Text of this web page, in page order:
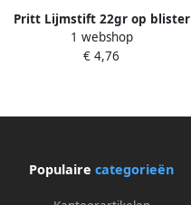
Pritt Lijmstift 22gr op blister
2e halve prijs blister à 2
stuks
1 webshop
€ 4,76
Populaire categorieën